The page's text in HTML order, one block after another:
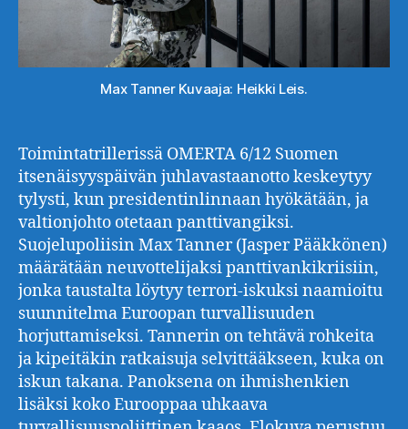
Max Tanner Kuvaaja: Heikki Leis.
Toimintatrillerissä OMERTA 6/12 Suomen
itsenäisyyspäivän juhlavastaanotto keskeytyy
tylysti, kun presidentinlinnaan hyökätään, ja
valtionjohto otetaan panttivangiksi.
Suojelupoliisin Max Tanner (Jasper Pääkkönen)
määrätään neuvottelijaksi panttivankikriisiin,
jonka taustalta löytyy terrori-iskuksi naamioitu
suunnitelma Euroopan turvallisuuden
horjuttamiseksi. Tannerin on tehtävä rohkeita
ja kipeitäkin ratkaisuja selvittääkseen, kuka on
iskun takana. Panoksena on ihmishenkien
lisäksi koko Eurooppaa uhkaava